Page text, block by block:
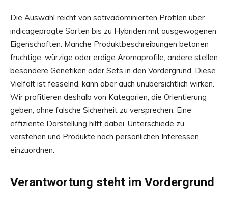
Die Auswahl reicht von sativadominierten Profilen über
indicageprägte Sorten bis zu Hybriden mit ausgewogenen
Eigenschaften. Manche Produktbeschreibungen betonen
fruchtige, würzige oder erdige Aromaprofile, andere stellen
besondere Genetiken oder Sets in den Vordergrund. Diese
Vielfalt ist fesselnd, kann aber auch unübersichtlich wirken.
Wir profitieren deshalb von Kategorien, die Orientierung
geben, ohne falsche Sicherheit zu versprechen. Eine
effiziente Darstellung hilft dabei, Unterschiede zu
verstehen und Produkte nach persönlichen Interessen
einzuordnen.
Verantwortung steht im Vordergrund